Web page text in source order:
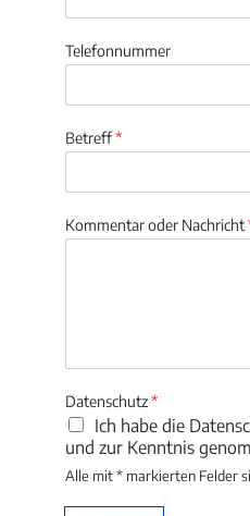
Telefonnummer
Betreff*
Kommentar oder Nachricht
Datenschutz*
Ich habe die
und zur Kenntnis
Alle mit * markierten Felder